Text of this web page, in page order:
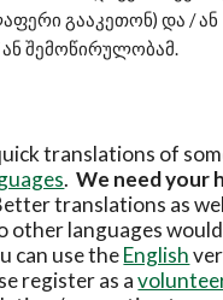
გააკეთონ) და / ან
შემოწირულობამ.
translations of
. We need your
translations as
other languages
can use the English
register as a